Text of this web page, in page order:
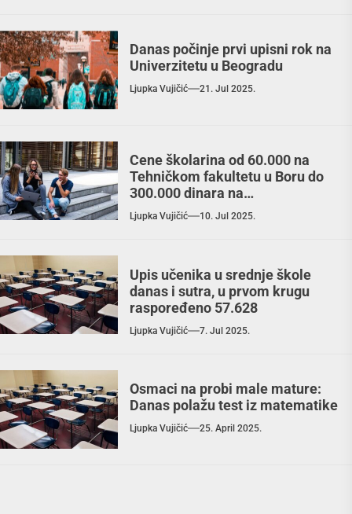
Danas počinje prvi upisni rok na
Univerzitetu u Beogradu
Ljupka Vujičić 21. Jul 2025.
Cene školarina od 60.000 na
Tehničkom fakultetu u Boru do
300.000 dinara na
Arhitektonskom u Beogradu
Ljupka Vujičić 10. Jul 2025.
Upis učenika u srednje škole
danas i sutra, u prvom krugu
raspoređeno 57.628
Ljupka Vujičić 7. Jul 2025.
Osmaci na probi male mature:
Danas polažu test iz matematike
Ljupka Vujičić 25. April 2025.